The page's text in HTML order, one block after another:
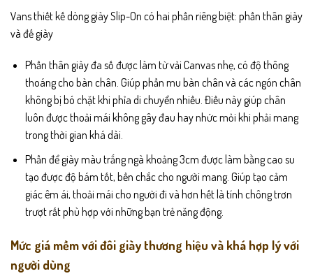
Vans thiết kế dòng giày Slip-On có hai phần riêng biệt: phần thân giày
và đế giày
Phần thân giày đa số được làm từ vải Canvas nhẹ, có độ thông
thoáng cho bàn chân. Giúp phần mu bàn chân và các ngón chân
không bị bó chặt khi phỉa di chuyển nhiều. Điều này giúp chân
luôn được thoải mái không gây đau hay nhức mỏi khi phải mang
trong thời gian khá dài.
Phần để giày màu trắng ngà khoảng 3cm được làm bằng cao su
tạo được độ bám tốt, bền chắc cho người mang. Giúp tạo cảm
giác êm ái, thoải mái cho người đi và hơn hết là tính chông trơn
trượt rất phù hợp với những bạn trẻ năng động.
Mức giá mềm với đôi giày thương hiệu và khá hợp lý với
người dùng